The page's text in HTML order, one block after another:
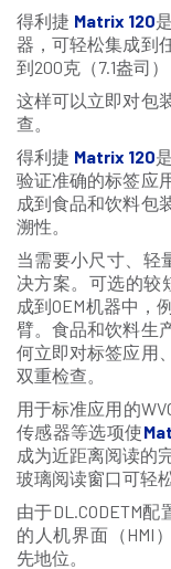
得利捷 Matrix 120
器，可轻松集成到
到200克（7.1盎司
这样可以立即对包
查。
得利捷 Matrix 120
验证准确的标签应
成到食品和饮料包
溯性。
当需要小尺寸、轻
决方案。可选的较
成到OEM机器中，
臂。食品和饮料生
何立即对标签应用
双重检查。
用于标准应用的
传感器等选项使
成为近距离阅读的
玻璃阅读窗口可轻
由于DL.CODETM
的人机界面（HMI）
先地位。